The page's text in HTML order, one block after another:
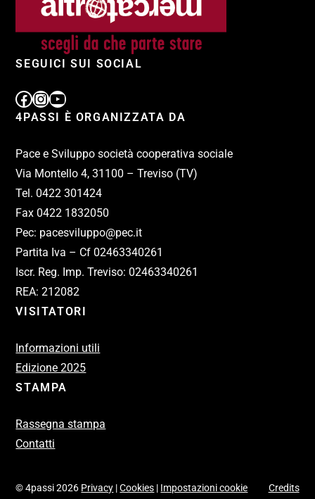
SEGUICI SUI SOCIAL
4PASSI È ORGANIZZATA DA
Pace e Sviluppo società cooperativa sociale
Via Montello 4, 31100 – Treviso (TV)
Tel. 0422 301424
Fax 0422 1832050
Pec: pacesviluppo@pec.it
Partita Iva – Cf 02463340261
Iscr. Reg. Imp. Treviso: 02463340261
REA: 212082
VISITATORI
Informazioni utili
Edizione 2025
STAMPA
Rassegna stampa
Contatti
© 4passi 2026 Privacy |Cookies | Impostazioni cookie Credits